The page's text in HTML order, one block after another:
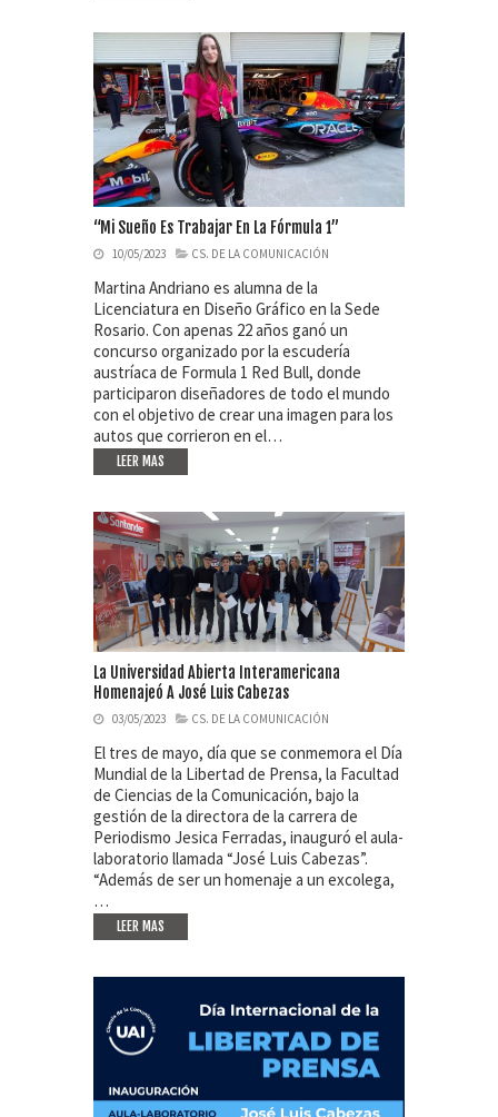
“Mi Sueño Es Trabajar En La Fórmula 1”
10/05/2023 CS. DE LA COMUNICACIÓN
Martina Andriano es alumna de la
Licenciatura en Diseño Gráfico en la Sede
Rosario. Con apenas 22 años ganó un
concurso organizado por la escudería
austríaca de Formula 1 Red Bull, donde
participaron diseñadores de todo el mundo
con el objetivo de crear una imagen para los
autos que corrieron en el…
LEER MAS
La Universidad Abierta Interamericana
Homenajeó A José Luis Cabezas
03/05/2023 CS. DE LA COMUNICACIÓN
El tres de mayo, día que se conmemora el Día
Mundial de la Libertad de Prensa, la Facultad
de Ciencias de la Comunicación, bajo la
gestión de la directora de la carrera de
Periodismo Jesica Ferradas, inauguró el aula-
laboratorio llamada “José Luis Cabezas”.
“Además de ser un homenaje a un excolega,
…
LEER MAS